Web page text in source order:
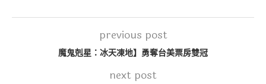
previous post
魔鬼剋星：冰天凍地】勇奪台美票房雙冠
next post